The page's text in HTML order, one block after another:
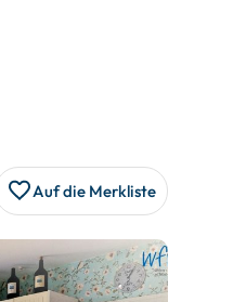
Auf die Merkliste